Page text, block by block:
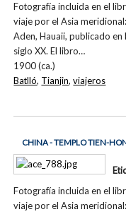
Fotografía incluida en el
viaje por el Asia
Aden, Hauaii, publicado
siglo XX. El libro…
1900 (ca.)
Batlló, Tianjin,viajeros
CHINA - TEMPLO TIEN-
Fotografía incluida en el
viaje por el Asia